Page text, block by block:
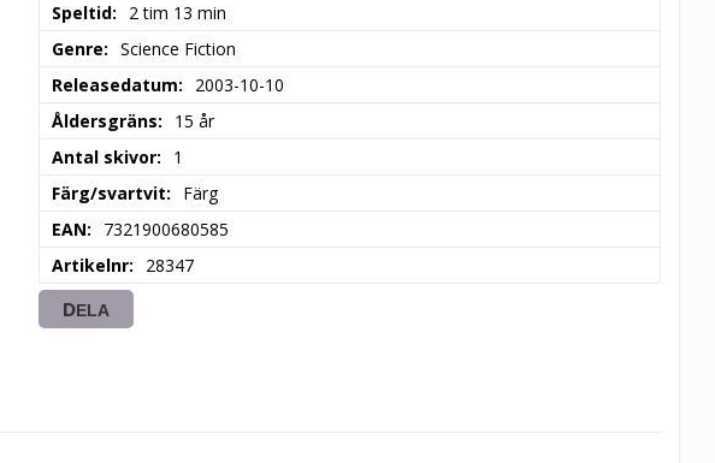
Speltid
2 tim 13 min
Genre
Science Fiction
Releasedatum
2003-10-10
Åldersgräns
15 år
Antal skivor
1
Färg/svartvit
Färg
EAN
7321900680585
Artikelnr
28347
DELA